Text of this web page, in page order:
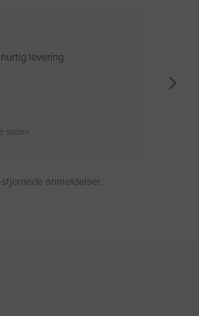
levering
siden
anmeldelser.